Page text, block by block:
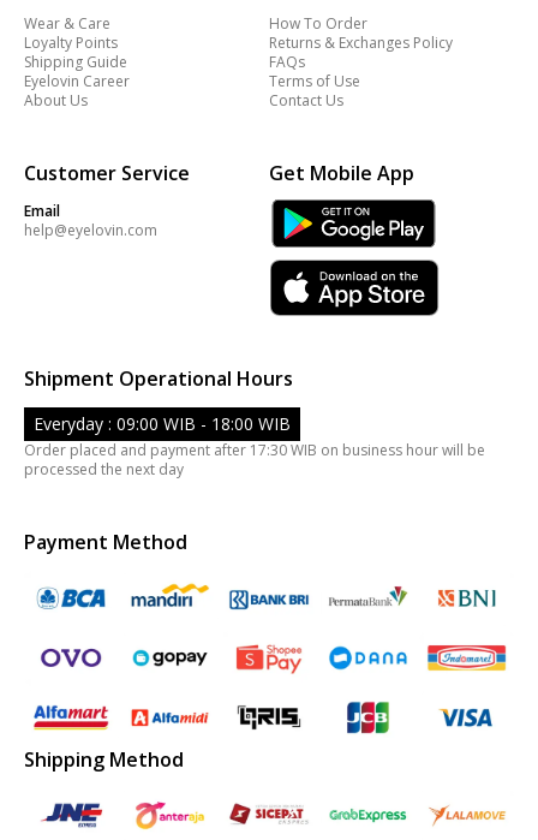
Wear & Care
Loyalty Points
Shipping Guide
Eyelovin Career
About Us
How To Order
Returns & Exchanges Policy
FAQs
Terms of Use
Contact Us
Customer Service
Email
help@eyelovin.com
Get Mobile App
Shipment Operational Hours
Everyday : 09:00 WIB - 18:00 WIB
Order placed and payment after 17:30 WIB on business hour will be
processed the next day
Payment Method
Shipping Method